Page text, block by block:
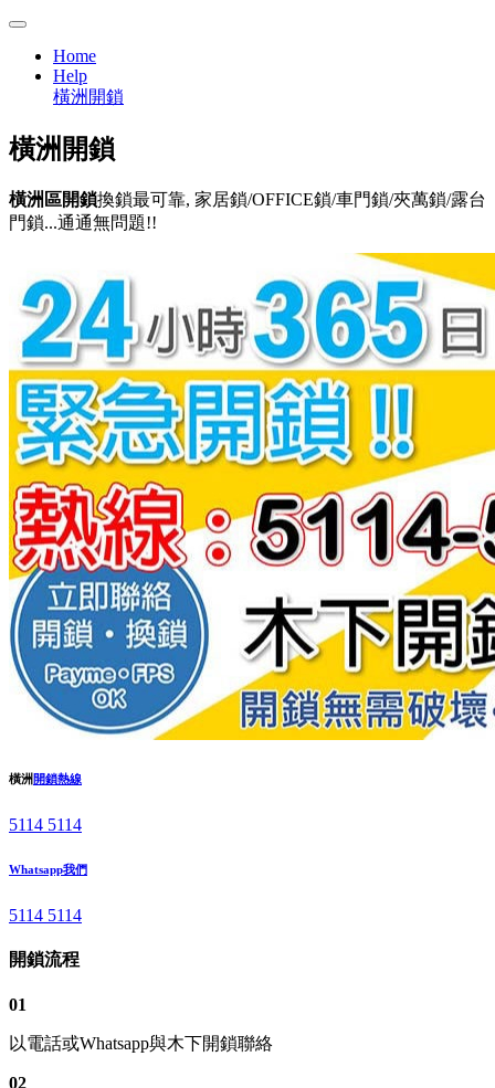
Home
Help
橫洲開鎖
橫洲 開鎖
橫洲區開鎖換鎖最可靠, 家居鎖/OFFICE鎖/車門鎖/夾萬鎖/露台
門鎖...通通無問題!!
橫洲開鎖熱線
5114 5114
Whatsapp我們
5114 5114
開鎖流程
01
以電話或Whatsapp與木下開鎖聯絡
02